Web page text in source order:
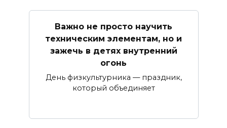
Важно не просто научить
техническим элементам, но и
зажечь в детях внутренний
огонь
День физкультурника — праздник,
который объединяет